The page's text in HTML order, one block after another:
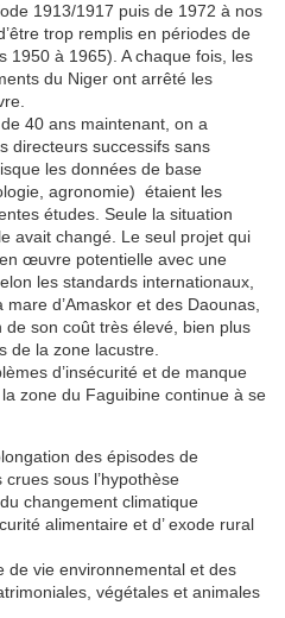
1913/1917 puis de 1972 à nos
trop remplis en périodes de
1950 à 1965). A chaque fois, les
du Niger ont arrêté les
40 ans maintenant, on a
directeurs successifs sans
les données de base
agronomie) étaient les
études. Seule la situation
avait changé. Le seul projet qui
œuvre potentielle avec une
les standards internationaux,
d’Amaskor et des Daounas,
de son coût très élevé, bien plus
de la zone lacustre.
d’insécurité et de manque
zone du Faguibine continue à se
des épisodes de
sous l’hypothèse
changement climatique
alimentaire et d’ exode rural
de vie environnemental et des
végétales et animales